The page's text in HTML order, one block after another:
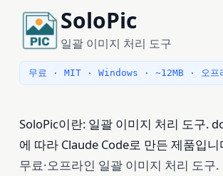
SoloPic
일괄 이미지 처리 도구
무료 · MIT · Windows · ~12MB · 오프
SoloPic이란: 일괄 이미지 처리 도구.
에 따라 Claude Code로 만든 제품입니
무료·오프라인 일괄 이미지 처리 도구